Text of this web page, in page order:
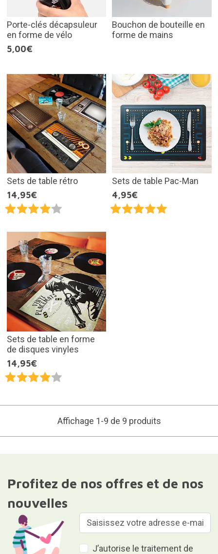
Porte-clés décapsuleur
en forme de vélo
5,00€
Bouchon de bouteille en
forme de mains
Sets de table rétro
14,95€
Sets de table Pac-Man
4,95€
Sets de table en forme
de disques vinyles
14,95€
Affichage 1-9 de 9 produits
Profitez de nos offres et de nos
nouvelles
J’autorise le traitement de